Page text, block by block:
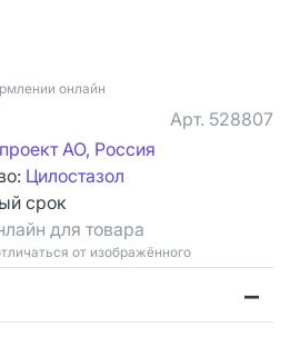
онлайн
Арт. 528807
АО, Россия
Цилостазол
срок
для товара
от изображённого